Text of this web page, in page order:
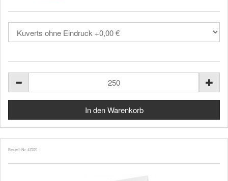
Bestell-Nr. 47221